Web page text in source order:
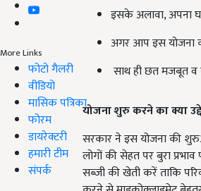
More Links
फोटो गैलरी
वीडियो
मासिक पत्रिका
फोरम
डायरेक्टरी
हमारी टीम
संपर्क
अगर आप इस योजना
साथ ही छत मजबूत व
सरकार ने इस योजना की
लोगों की सेहत पर बुरा
सब्जी की खेती करें ताकि
करने से माइक्रोक्लाइमेट